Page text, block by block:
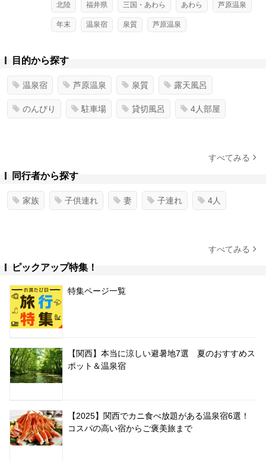
北陸 福井県 三国・あわら あわら 芦原温泉
年末 温泉宿 泉質 芦原温泉
目的から探す
温泉宿 芦原温泉 泉質 露天風呂
のんびり 駐車場 貸切風呂 4人部屋
すべてみる
同行者から探す
家族 子供連れ 妻 子連れ 4人
すべてみる
ピックアップ特集！
特集ページ一覧
【関西】本当に涼しい避暑地7選 夏のおすすめス
ポット＆温泉宿
【2025】関西でカニ食べ放題がある温泉宿6選！
コスパの高い宿からご褒美旅まで